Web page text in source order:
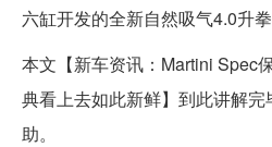
六缸开发的全新自然吸气4.0升拳
本文【新车资讯：Martini Spec
典看上去如此新鲜】到此讲解
助。